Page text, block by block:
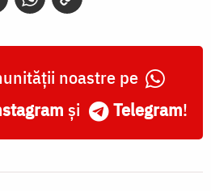
noastre pe
și Telegram!